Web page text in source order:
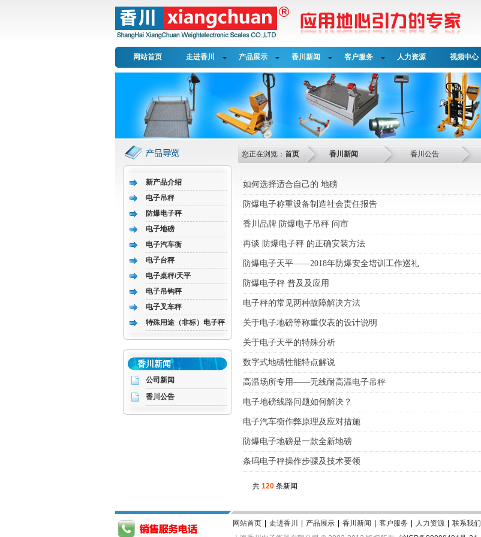
网站首页 走进香川 产品展示 香川新闻 客户服务 人力资源 视频中心
新产品介绍
电子吊秤
防爆电子秤
电子地磅
电子汽车衡
电子台秤
电子桌秤/天平
电子吊钩秤
电子叉车秤
特殊用途（非标）电子秤
香川新闻
公司新闻
香川公告
您正在浏览： 首页 香川新闻 香川公告
如何选择适合自己的 地磅
防爆电子称重设备制造社会责任报告
香川品牌 防爆电子吊秤 问市
再谈 防爆电子秤 的正确安装方法
防爆电子天平——2018年防爆安全培训工作巡礼
防爆电子秤 普及及应用
电子秤的常见两种故障解决方法
关于电子地磅等称重仪表的设计说明
关于电子天平的特殊分析
数字式地磅性能特点解说
高温场所专用——无线耐高温电子吊秤
电子地磅线路问题如何解决？
电子汽车衡作弊原理及应对措施
防爆电子地磅是一款全新地磅
条码电子秤操作步骤及技术要领
共 120 条新闻
网站首页 走进香川 产品展示 香川新闻 客户服务 人力资源 联系我们